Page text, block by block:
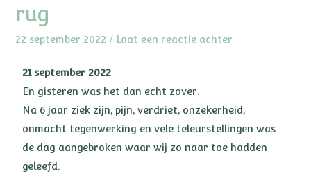
rug
22 september 2022 / Laat een reactie achter
21 september 2022
En gisteren was het dan echt zover.
Na 6 jaar ziek zijn, pijn, verdriet, onzekerheid,
onmacht tegenwerking en vele teleurstellingen was
de dag aangebroken waar wij zo naar toe hadden
geleefd.